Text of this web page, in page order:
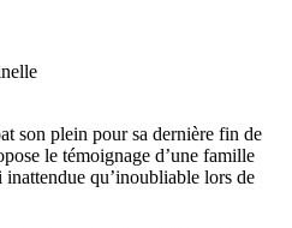
son plein pour sa dernière fin de
le témoignage d’une famille
qu’inoubliable lors de